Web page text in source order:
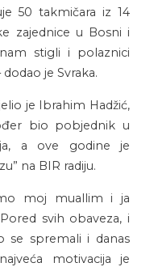
50 takmičara iz 14
zajednice u Bosni i
stigli i polaznici
je Svraka.
je Ibrahim Hadžić,
bio pobjednik u
a ove godine je
na BIR radiju.
moj muallim i ja
svih obaveza, i
se spremali i danas
motivacija je